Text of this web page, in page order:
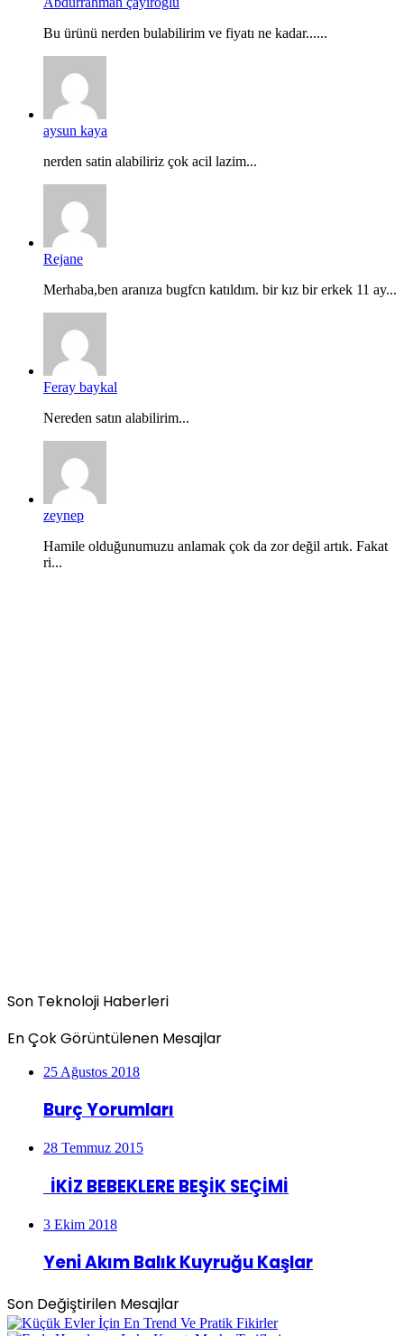
Bu ürünü nerden bulabilirim ve fiyatı ne kadar......
aysun kaya
nerden satin alabiliriz çok acil lazim...
Rejane
Merhaba,ben aranıza bugfcn katıldım. bir kız bir erkek 11 ay...
Feray baykal
Nereden satın alabilirim...
zeynep
Hamile olduğunumuzu anlamak çok da zor değil artık. Fakat
ri...
Son Teknoloji Haberleri
En Çok Görüntülenen Mesajlar
25 Ağustos 2018
Burç Yorumları
28 Temmuz 2015
İKİZ BEBEKLERE BEŞİK SEÇİMİ
3 Ekim 2018
Yeni Akım Balık Kuyruğu Kaşlar
Son Değiştirilen Mesajlar